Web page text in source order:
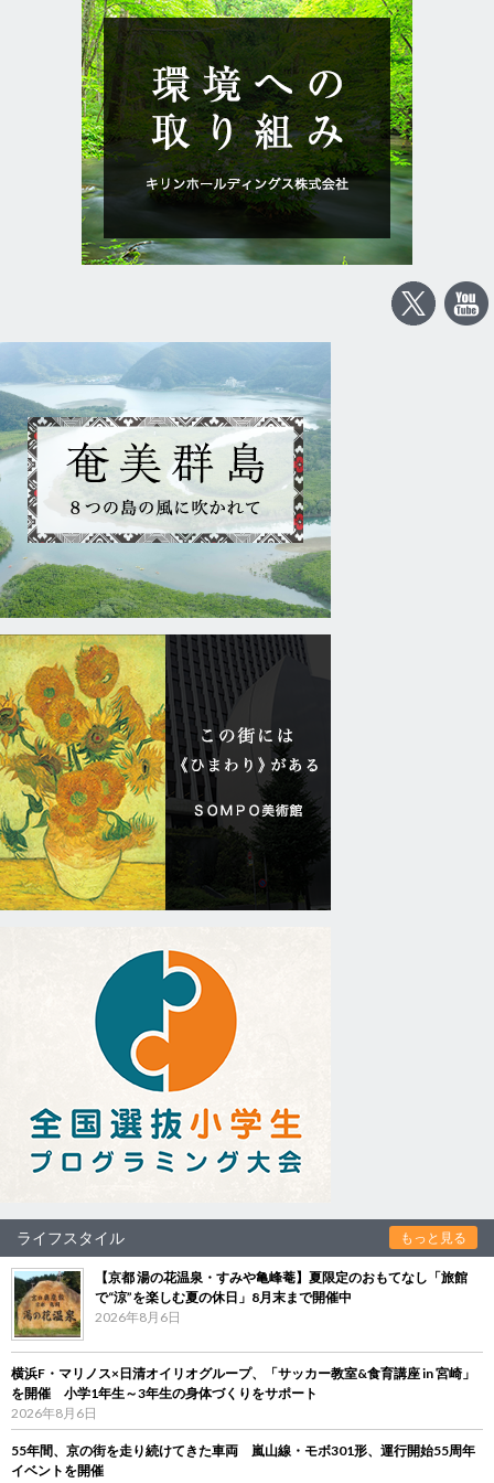
ライフスタイル もっと見る
【京都 湯の花温泉・すみや亀峰菴】夏限定のおもてなし「旅館
で“涼”を楽しむ夏の休日」8月末まで開催中
2026年8月6日
横浜F・マリノス×日清オイリオグループ、「サッカー教室&食育講座 in 宮崎」
を開催 小学1年生～3年生の身体づくりをサポート
2026年8月6日
55年間、京の街を走り続けてきた車両 嵐山線・モボ301形、運行開始55周年
イベントを開催